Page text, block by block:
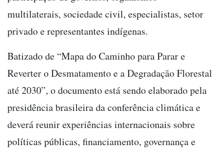
multilaterais, sociedade civil, especialistas, setor
privado e representantes indígenas.
Batizado de “Mapa do Caminho para Parar e
Reverter o Desmatamento e a Degradação Florestal
até 2030”, o documento está sendo elaborado pela
presidência brasileira da conferência climática e
deverá reunir experiências internacionais sobre
políticas públicas, financiamento, governança e